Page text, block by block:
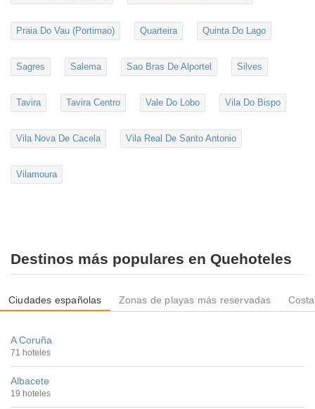
Praia Do Vau (Portimao) Quarteira Quinta Do Lago
Sagres Salema Sao Bras De Alportel Silves
Tavira Tavira Centro Vale Do Lobo Vila Do Bispo
Vila Nova De Cacela Vila Real De Santo Antonio
Vilamoura
Destinos más populares en Quehoteles
Ciudades españolas Zonas de playas más reservadas
A Coruña
71 hoteles
Albacete
19 hoteles